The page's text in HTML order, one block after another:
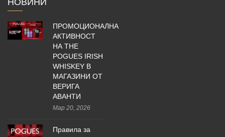
НОВИНИ
ПРОМОЦИОНАЛНА
АКТИВНОСТ
НА THE
POGUES IRISH
WHISKEY В
МАГАЗИНИ ОТ
ВЕРИГА
АВАНТИ
Мар 20, 2026
Правила за